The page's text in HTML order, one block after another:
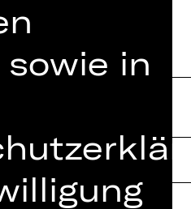
in